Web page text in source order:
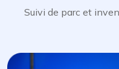
Suivi de parc et